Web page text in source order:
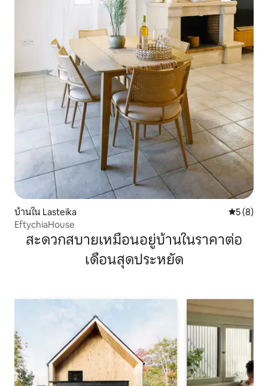
บ้านใน Lasteika คะแนนเฉ
5 (8)
EftychiaHouse
สะดวกสบายเหมือนอยู่บ้านในราคาต่อ
เดือนสุดประหยัด